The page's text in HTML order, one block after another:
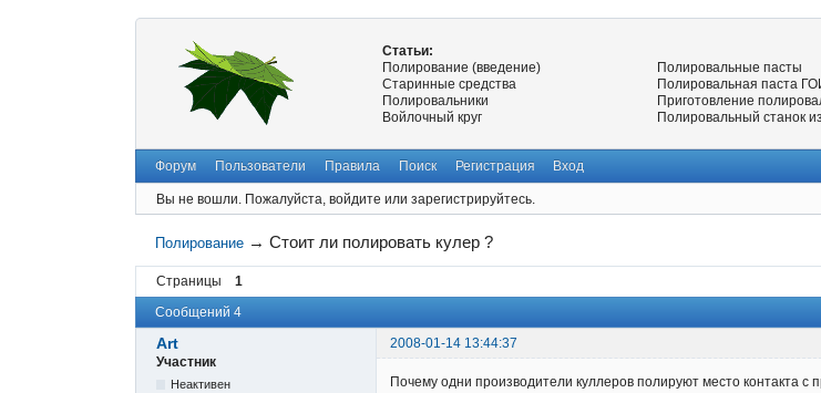
Статьи:
Полирование (введение)
Старинные средства
Полировальники
Войлочный круг
Полировальные пасты
Полировальная паста
Приготовление
Полировальный станок
Форум Пользователи Правила Поиск Регистрация Вход
Вы не вошли. Пожалуйста, войдите или зарегистрируйтесь.
Полирование →Стоит ли полировать кулер ?
Страницы 1
Сообщений 4
Art
2008-01-14 13:44:37
Участник
Неактивен
Почему одни производители куллеров полируют место контакта с